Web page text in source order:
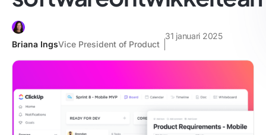
Briana IngsVice President of Product
31 januari 2025